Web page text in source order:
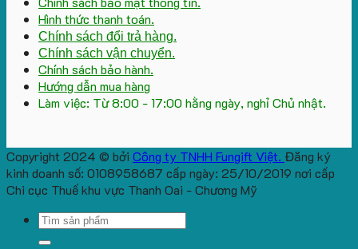
Hình thức thanh toán.
Chính sách đổi trả hàng.
Chính sách vận chuyển.
Chính sách bảo hành.
Hướng dẫn mua hàng
Làm việc: Từ 8:00 - 17:00 hằng ngày, nghỉ Chủ nhật.
Copyright 2024 © bởi Công ty TNHH Fungift Việt. Đăng ký
kinh doanh số: 0108958687 cấp ngày: 25/10/2019 nơi cấp
Chi cục Thuế khu vực Thanh Oai - Chương Mỹ
Search